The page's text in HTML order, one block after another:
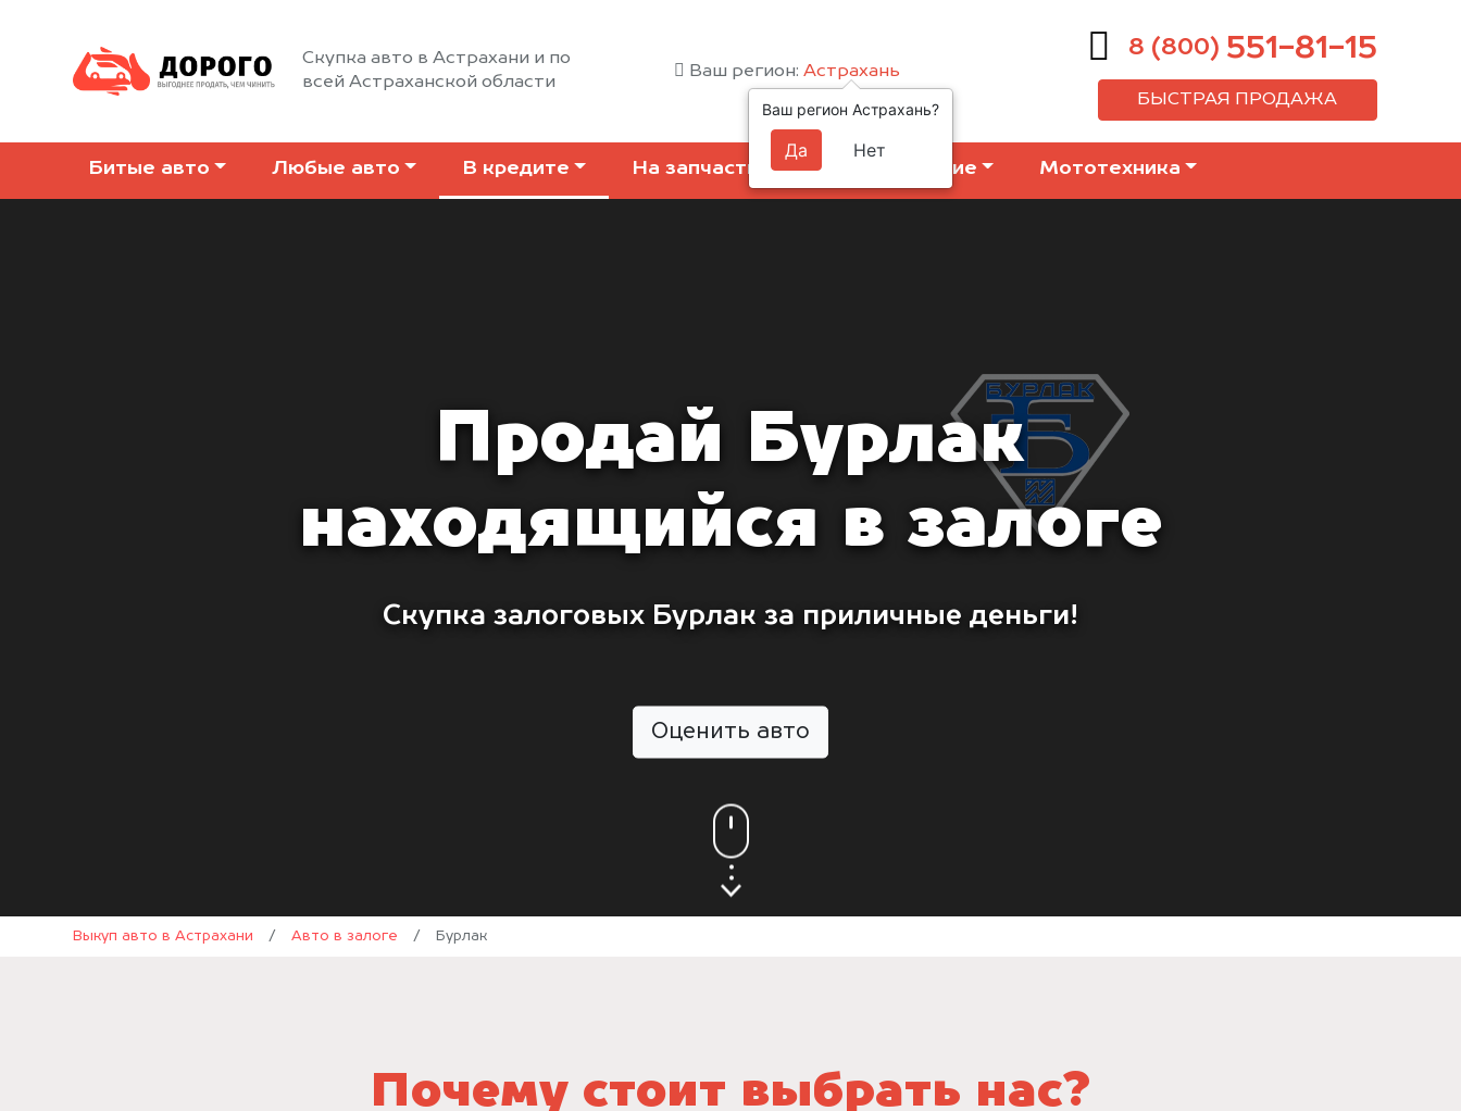
Скупка авто в Астрахани и по
всей Астраханской области
Ваш регион: Астрахань
8 (800) 551-81-15
БЫСТРАЯ ПРОДАЖА
Битые авто Любые авто В кредите На запчасти Коммерческие Мототехника
Продай Бурлак
находящийся в залоге
Скупка залоговых Бурлак за приличные деньги!
Оценить авто
Выкуп авто в Астрахани / Авто в залоге / Бурлак
Почему стоит выбрать нас?
Ваш регион Астрахань?
Да Нет